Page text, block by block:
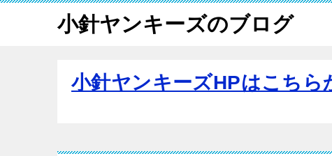
小針ヤンキーズのブログ
小針ヤンキーズHPはこちら